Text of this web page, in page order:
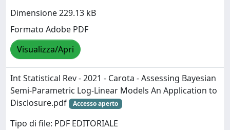
Dimensione 229.13 kB
Formato Adobe PDF
Visualizza/Apri
Int Statistical Rev - 2021 - Carota - Assessing Bayesian
Semi‐Parametric Log‐Linear Models An Application to
Disclosure.pdf
Accesso aperto
Tipo di file: PDF EDITORIALE